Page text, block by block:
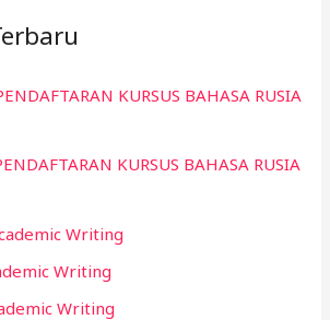
KURSUS BAHASA RUSIA
KURSUS BAHASA RUSIA
Writing
Writing
Writing